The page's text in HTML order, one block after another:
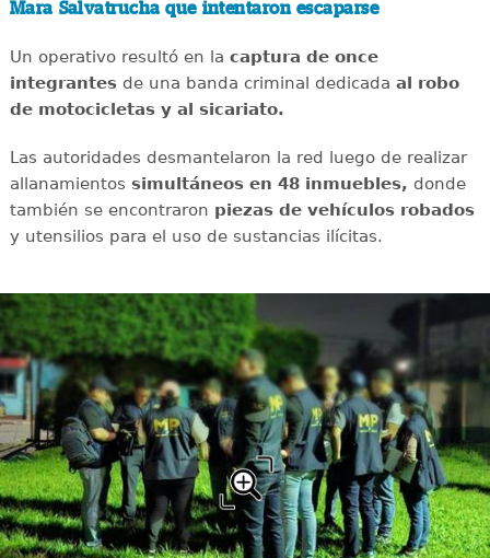
Mara Salvatrucha que intentaron escaparse
Un operativo resultó en la captura de once
integrantesde una banda criminal dedicada al robo
de motocicletas y al sicariato.
Las autoridades desmantelaron la red luego de realizar
allanamientos simultáneos en 48 inmuebles, donde
también se encontraron piezas de vehículos robados
y utensilios para el uso de sustancias ilícitas.